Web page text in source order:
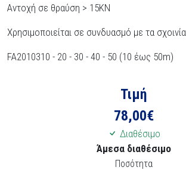
Αντοχή σε θραύση > 15KN
Χρησιμοποιείται σε συνδυασμό με τα σχοινία
FA2010310 - 20 - 30 - 40 - 50 (10 έως 50m)
Τιμή
78,00€
Διαθέσιμο
Άμεσα διαθέσιμο
Ποσότητα